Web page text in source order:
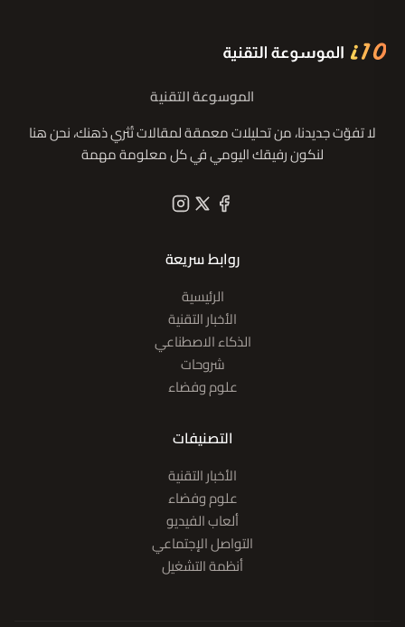
الموسوعة التقنية
لا تفوّت جديدنا، من تحليلات معمقة لمقالات تُثري ذهنك، نحن هنا
لنكون رفيقك اليومي في كل معلومة مهمة
روابط سريعة
الرئيسية
الأخبار التقنية
الذكاء الاصطناعي
شروحات
علوم وفضاء
التصنيفات
الأخبار التقنية
علوم وفضاء
ألعاب الفيديو
التواصل الإجتماعي
أنظمة التشغيل